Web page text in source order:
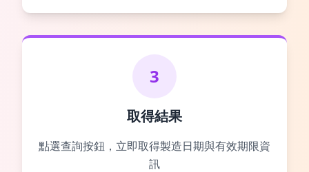
3
取得結果
點選查詢按鈕，立即取得製造日期與有效期限資
訊